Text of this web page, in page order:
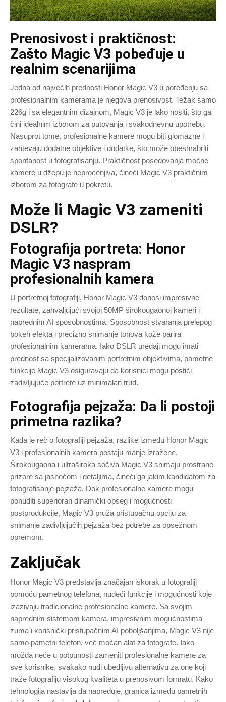
Prenosivost i praktičnost:
Zašto Magic V3 pobeđuje u
realnim scenarijima
Jedna od najvećih prednosti Honor Magic V3 u poređenju sa
profesionalnim kamerama je njegova prenosivost. Težak samo
226g i sa elegantnim dizajnom, Magic V3 je lako nositi, što ga
čini idealnim izborom za putovanja i svakodnevnu upotrebu.
Nasuprot tome, profesionalne kamere mogu biti glomazne i
zahtevaju dodatne objektive i dodatke, što može obeshrabriti
spontanost u fotografisanju. Praktičnost posedovanja moćne
kamere u džepu je neprocenjiva, čineći Magic V3 praktičnim
izborom za fotografe u pokretu.
Može li Magic V3 zameniti
DSLR?
Fotografija portreta: Honor
Magic V3 naspram
profesionalnih kamera
U portretnoj fotografiji, Honor Magic V3 donosi impresivne
rezultate, zahvaljujući svojoj 50MP širokougaonoj kameri i
naprednim AI sposobnostima. Sposobnost stvaranja prelepog
bokeh efekta i precizno snimanje tonova kože parira
profesionalnim kamerama. Iako DSLR uređaji mogu imati
prednost sa specijalizovanim portretnim objektivima, pametne
funkcije Magic V3 osiguravaju da korisnici mogu postići
zadivljujuće portrete uz minimalan trud.
Fotografija pejzaža: Da li postoji
primetna razlika?
Kada je reč o fotografiji pejzaža, razlike između Honor Magic
V3 i profesionalnih kamera postaju manje izražene.
Širokougaona i ultraširoka sočiva Magic V3 snimaju prostrane
prizore sa jasnoćom i detaljima, čineći ga jakim kandidatom za
fotografisanje pejzaža. Dok profesionalne kamere mogu
ponuditi superioran dinamički opseg i mogućnosti
postprodukcije, Magic V3 pruža pristupačnu opciju za
snimanje zadivljujućih pejzaža bez potrebe za opsežnom
opremom.
Zaključak
Honor Magic V3 predstavlja značajan iskorak u fotografiji
pomoću pametnog telefona, nudeći funkcije i mogućnosti koje
izazivaju tradicionalne profesionalne kamere. Sa svojim
naprednim sistemom kamera, impresivnim mogućnostima
zuma i korisnički pristupačnim AI poboljšanjima, Magic V3 nije
samo pametni telefon, već moćan alat za fotografe. Iako
možda neće u potpunosti zameniti profesionalne kamere za
sve korisnike, svakako nudi ubedljivu alternativu za one koji
traže fotografiju visokog kvaliteta u prenosivom formatu. Kako
tehnologija nastavlja da napreduje, granica između pametnih